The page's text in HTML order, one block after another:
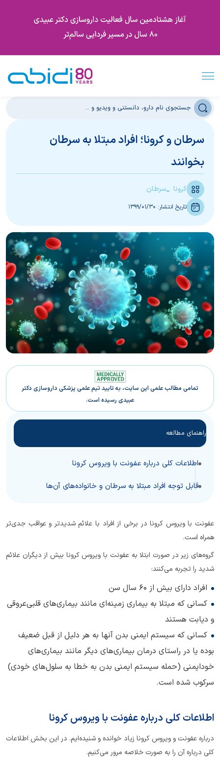
سرطان و کرونا؛ افراد مبتلا به سرطان
بخوانند
کرونا سرطان
تاریخ انتشار:
تمامی مطالب علمی این سایت، به تایید تیم علمی پزشکی داروسازی دکتر
عبیدی رسیده است.
راهنمای مطالعه
اطلاعات کلی درباره عفونت با ویروس کرونا
قابل توجه افراد مبتلا به سرطان و خانواده‌های آن‌ها
عفونت با ویروس کرونا در برخی از افراد با علائم شدیدتر و عواقب جدی‌تر
همراه است.
گروه‌های زیر در صورت ابتلا به عفونت با ویروس کرونا بیش از دیگران علائم
شدید را تجربه می‌کنند:
افراد دارای بیش از 60 سال سن
کسانی که مبتلا به بیماری زمینه‌ای مانند بیماری‌های قلبی‌عروقی
و دیابت هستند
کسانی که سیستم ایمنی بدن آنها به هر دلیل از قبل ضعیف
بوده یا در راستای درمان بیماری‌های دیگر مانند بیماری‌های
خودایمنی (حمله سیستم ایمنی بدن به خطا به سلول‌های خودی)
سرکوب ‌شده است.
اطلاعات کلی درباره عفونت با ویروس کرونا
درباره عفونت و ویروس کرونا زیاد خوانده‌ و شنیده‌ایم. در این بخش اطلاعات
کلی درباره آن را به صورت خلاصه مرور می‌کنیم.